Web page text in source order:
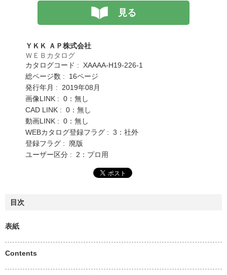
見る
ＹＫＫ ＡＰ株式会社
ＷＥＢカタログ
カタログコード : XAAAA-H19-226-1
総ページ数 : 16ページ
発行年月 : 2019年08月
画像LINK : 0：無し
CAD LINK : 0：無し
動画LINK : 0：無し
WEBカタログ登録フラグ : 3：社外
登録フラグ : 廃版
ユーザー区分 : 2：プロ用
目次
表紙
Contents